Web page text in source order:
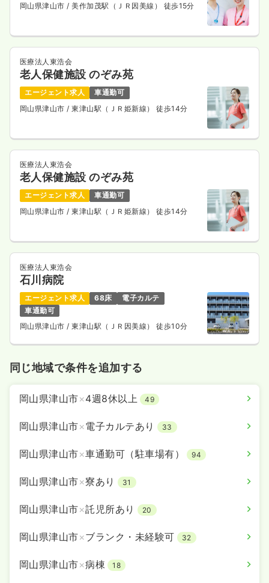
ICU系正看護師 一般病院
3交代（常勤）
給与 27.0万円/月 賞与2回
※経験5年の例
時間 8:30～17:30
気になる 詳細を見る
岡山県津山市 / 美作加茂駅（ＪＲ因美線） 徒歩15分
医療法人東浩会
老人保健施設 のぞみ苑
エージェント求人
車通勤可
岡山県津山市 / 東津山駅（ＪＲ姫新線） 徒歩14分
医療法人東浩会
老人保健施設 のぞみ苑
エージェント求人
車通勤可
岡山県津山市 / 東津山駅（ＪＲ姫新線） 徒歩14分
医療法人東浩会
石川病院
エージェント求人 68床
電子カルテ
車通勤可
岡山県津山市/ 東津山駅（ＪＲ因美線） 徒歩10分
同じ地域で条件を追加する
岡山県津山市×4週8休以上 49
岡山県津山市×電子カルテあり 33
岡山県津山市×車通勤可（駐車場有） 94
岡山県津山市×寮あり 31
岡山県津山市×託児所あり 20
岡山県津山市×ブランク・未経験可 32
岡山県津山市×病棟 18